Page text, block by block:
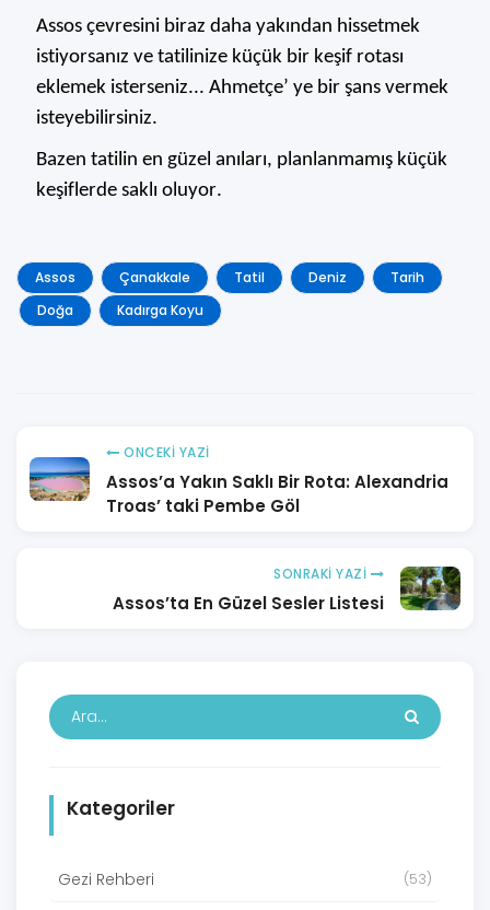
Assos çevresini biraz daha yakından hissetmek
istiyorsanız ve tatilinize küçük bir keşif rotası
eklemek isterseniz... Ahmetçe’ ye bir şans vermek
isteyebilirsiniz.
Bazen tatilin en güzel anıları, planlanmamış küçük
keşiflerde saklı oluyor.
Assos Çanakkale Tatil Deniz
Tarih
Doğa
Kadırga Koyu
ONCEKI YAZI
Assos’a Yakın Saklı Bir Rota: Alexandria
Troas’ taki Pembe Göl
SONRAKI YAZI
Assos’ta En Güzel Sesler Listesi
Kategoriler
Gezi Rehberi (53)